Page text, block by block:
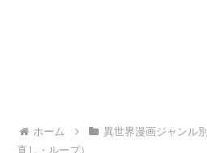
ホーム 異世界漫画ジャンル別
直し・ループ）